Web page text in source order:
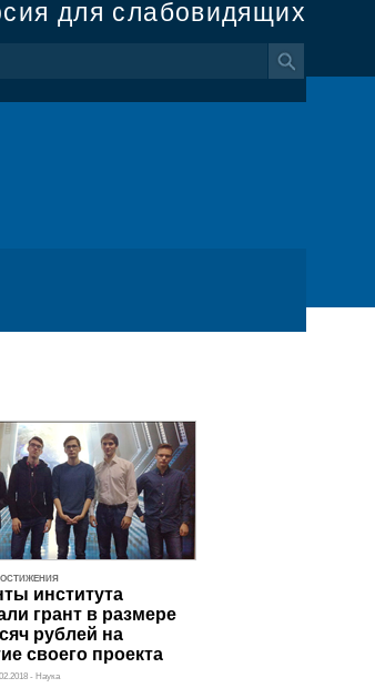
для слабовидящих
института
грант в размере
рублей на
своего проекта
- Наука